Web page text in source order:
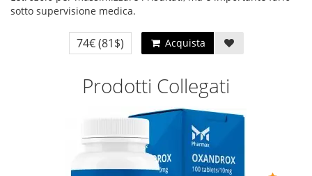
sotto supervisione medica.
74€(81$) Acquista
Prodotti Collegati